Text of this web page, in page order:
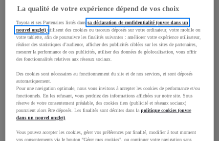
Largeur
1 819mm
Consommation mixte
Consommation mixte
La qualité de votre expérience dépend de vos choix
Toyota et ses Partenaires listés danssa déclaration de confidentialité (ouvre dans un
nouvel onglet)utilisent des cookies ou traceurs déposés sur votre ordinateur, votre mobile ou
votre tablette, afin de poursuivre les finalités suivantes : améliorer votre expérience utilisateur,
réaliser des statistiques d’audience, afficher des publicités ciblées sur les sites de partenaires,
mesurer la performance de ces publicités, utiliser des données de géolocalisation, vous offrir
des fonctionnalités relatives aux réseaux sociaux.
Des cookies sont nécessaires au fonctionnement du site et de nos services, et sont déposés
automatiquement.
Pour une navigation optimale, nous vous invitons à accepter les cookies de performance et/ou
fonctionnels. En les refusant, vous perdriez des informations affichées sur notre site. Sous
réserve de votre consentement préalable, des cookies tiers (publicité et réseaux sociaux)
pourraient alors être déposés. Les finalités sont décrites dans lapolitique cookies (ouvre
dans un nouvel onglet).
Vous pouvez accepter les cookies, gérer vos préférences par finalité, modifier à tout moment
vos consentements via le bouton "Gérer mes cookies", ou continuer votre navigation sans